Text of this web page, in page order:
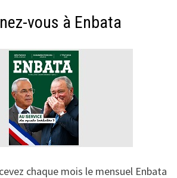
vous à Enbata
chaque mois le mensuel Enbata